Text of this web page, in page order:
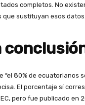
completos. No
que sustituyan esos datos.
“el 80% de ecuatorianos
El porcentaje sí
pero fue publicado en